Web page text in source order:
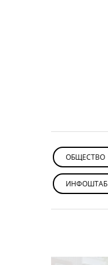
ОБЩЕСТВО
ИНФОШТАБ